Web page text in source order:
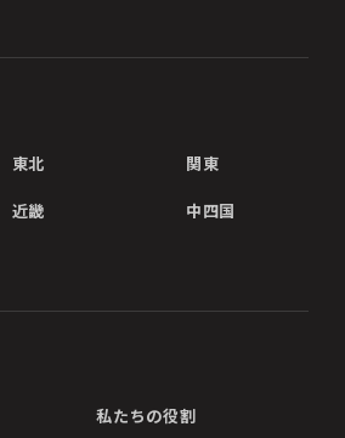
東北 関東
近畿 中四国
私たちの役割